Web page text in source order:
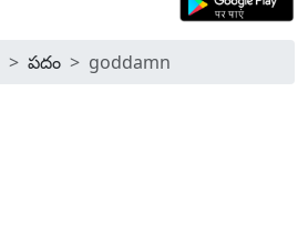
పదం goddamn